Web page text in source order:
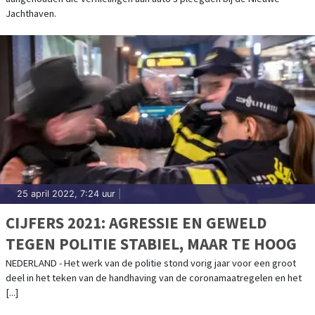
Jachthaven.
25 april 2022, 7:24 uur
CIJFERS 2021: AGRESSIE EN GEWELD
TEGEN POLITIE STABIEL, MAAR TE HOOG
NEDERLAND - Het werk van de politie stond vorig jaar voor een groot
deel in het teken van de handhaving van de coronamaatregelen en het
[...]